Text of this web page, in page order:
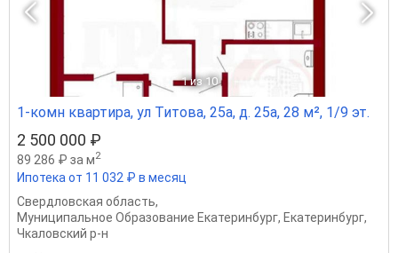
1 из 10
1-комн квартира, ул Титова, 25а, д. 25а, 28 м², 1/9 эт.
2 500 000 ₽
89 286 ₽ за м2
Ипотека от 11 032 ₽ в месяц
Свердловская область,
Муниципальное Образование Екатеринбург, Екатеринбург,
Чкаловский р-н